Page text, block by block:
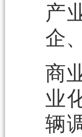
产
企
商
业
辆